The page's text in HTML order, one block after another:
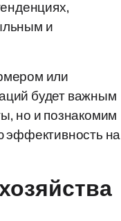
и
или
будет важным
но и познакомим
эффективность на